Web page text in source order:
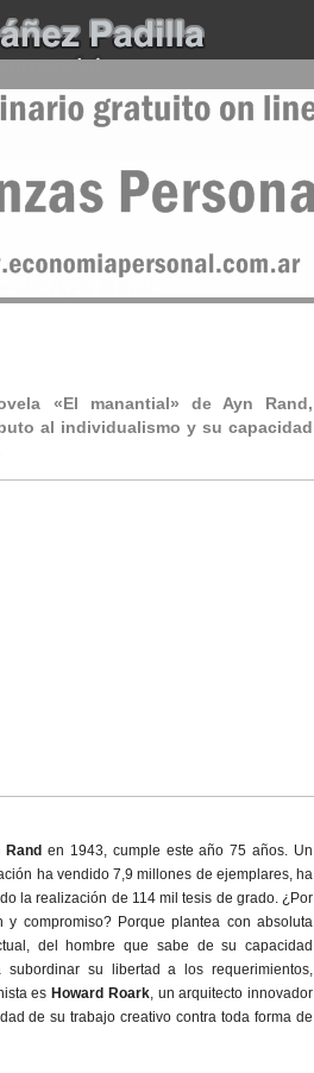
Ayn Rand
«El manantial» de Ayn Rand,
al individualismo y su capacidad
Rand en 1943, cumple este año 75 años. Un
ha vendido 7,9 millones de ejemplares, ha
la realización de 114 mil tesis de grado. ¿Por
compromiso? Porque plantea con absoluta
del hombre que sabe de su capacidad
su libertad a los requerimientos,
es Howard Roark, un arquitecto innovador
de su trabajo creativo contra toda forma de